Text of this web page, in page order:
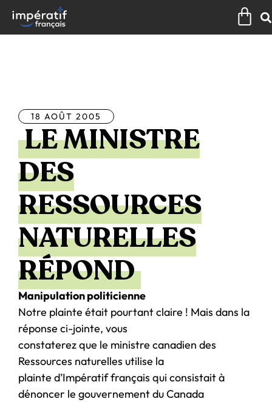
contenu
18 AOÛT 2005
LE MINISTRE
DES
RESSOURCES
NATURELLES
RÉPOND
Manipulation politicienne
Notre plainte était pourtant claire ! Mais dans la
réponse ci-jointe, vous
constaterez que le ministre canadien des
Ressources naturelles utilise la
plainte d’Impératif français qui consistait à
dénoncer le gouvernement du Canada